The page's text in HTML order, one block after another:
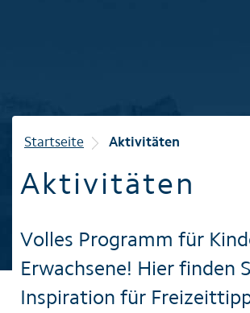
Winter
Familie
Startseite Aktivitäten
Aktivitäten
Volles Programm für
Erwachsene! Hier finden
Inspiration für